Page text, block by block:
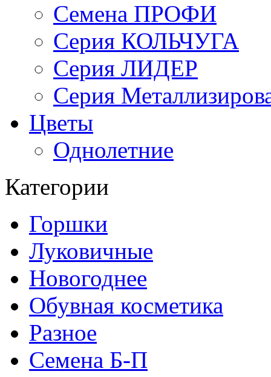
Семена ПРОФИ
Серия КОЛЬЧУГА
Серия ЛИДЕР
Серия
Цветы
Однолетние
Категории
Горшки
Луковичные
Новогоднее
Обувная косметика
Разное
Семена Б-П